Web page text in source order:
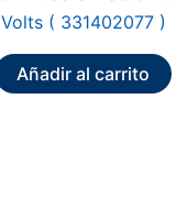
Volts ( 331402077 )
Añadir al carrito